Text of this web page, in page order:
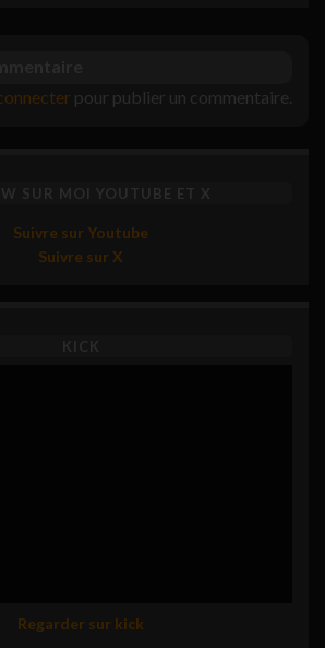
pour publier un commentaire.
SUR MOI YOUTUBE ET X
Suivre sur Youtube
Suivre sur X
KICK
Regarder sur kick